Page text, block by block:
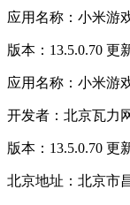
应用名称：小米游
版本：13.5.0.70 更
应用名称：小米游
开发者：北京瓦力
版本：13.5.0.70 更
北京地址：北京市